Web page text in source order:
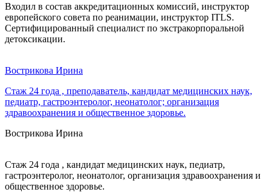
Входил в состав аккредитационных комиссий, инструктор
европейского совета по реанимации, инструктор ITLS.
Сертифицированный специалист по экстракорпоральной
детоксикации.
Вострикова Ирина
Стаж 24 года , преподаватель, кандидат медицинских наук,
педиатр, гастроэнтеролог, неонатолог; организация
здравоохранения и общественное здоровье.
Вострикова Ирина
Стаж 24 года , кандидат медицинских наук, педиатр,
гастроэнтеролог, неонатолог, организация здравоохранения и
общественное здоровье.